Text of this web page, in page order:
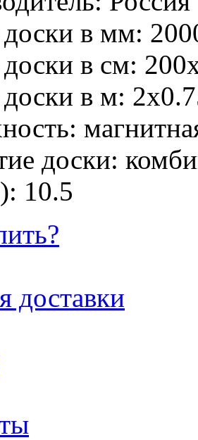
доски в мм:
в см:
в м:
доски:
10.5
доставки